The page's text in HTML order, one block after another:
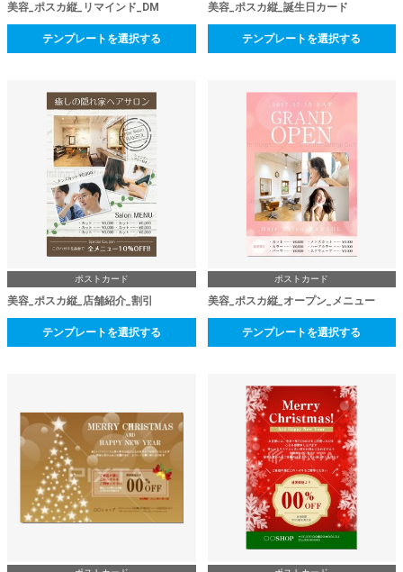
美容_ポスカ縦_リマインド_DM
テンプレートを選択する
美容_ポスカ縦_誕生日カード
テンプレートを選択する
ポストカード
美容_ポスカ縦_店舗紹介_割引
テンプレートを選択する
ポストカード
美容_ポスカ縦_オープン_メニュー
テンプレートを選択する